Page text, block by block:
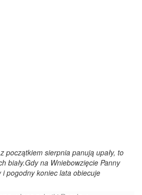
początkiem sierpnia panują upały, to
biały.Gdy na Wniebowzięcie Panny
i pogodny koniec lata obiecuje